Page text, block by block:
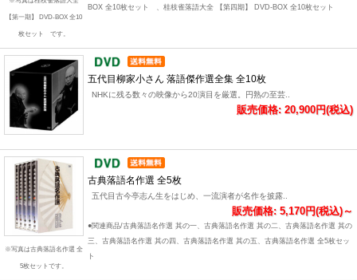
【第一期】 DVD-BOX 全10
枚セット です。
BOX 全10枚セット 、桂枝雀落語大全 【第四期】 DVD-BOX 全10枚セット
五代目柳家小さん 落語傑作選全集 全10枚
NHKに残る数々の映像から20演目を厳選。円熟の至芸..
販売価格: 20,900円(税込)
※写真は古典落語名作選 全
5枚セットです。
古典落語名作選 全5枚
五代目古今亭志ん生をはじめ、一流演者が名作を披露..
販売価格: 5,170円(税込)～
●関連商品/古典落語名作選 其の一、古典落語名作選 其の二、古典落語名作選 其の
三、古典落語名作選 其の四、古典落語名作選 其の五、古典落語名作選 全5枚セッ
ト